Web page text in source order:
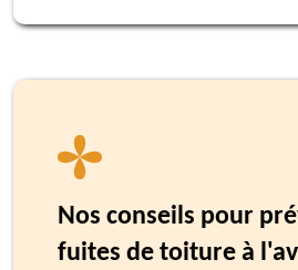
Nos conseils pour
fuites de toiture à